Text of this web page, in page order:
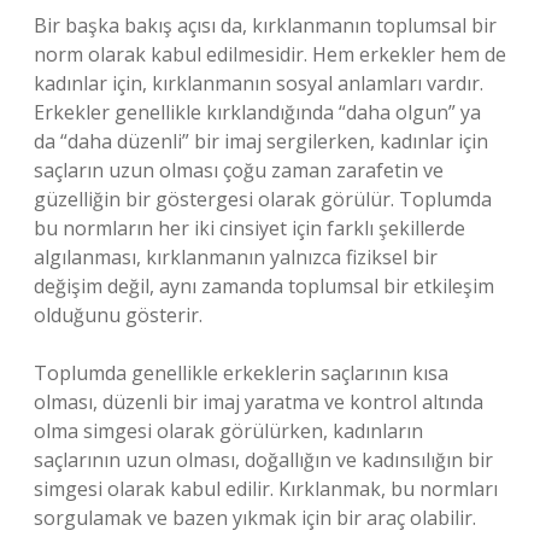
Bir başka bakış açısı da, kırklanmanın toplumsal bir
norm olarak kabul edilmesidir. Hem erkekler hem de
kadınlar için, kırklanmanın sosyal anlamları vardır.
Erkekler genellikle kırklandığında “daha olgun” ya
da “daha düzenli” bir imaj sergilerken, kadınlar için
saçların uzun olması çoğu zaman zarafetin ve
güzelliğin bir göstergesi olarak görülür. Toplumda
bu normların her iki cinsiyet için farklı şekillerde
algılanması, kırklanmanın yalnızca fiziksel bir
değişim değil, aynı zamanda toplumsal bir etkileşim
olduğunu gösterir.
Toplumda genellikle erkeklerin saçlarının kısa
olması, düzenli bir imaj yaratma ve kontrol altında
olma simgesi olarak görülürken, kadınların
saçlarının uzun olması, doğallığın ve kadınsılığın bir
simgesi olarak kabul edilir. Kırklanmak, bu normları
sorgulamak ve bazen yıkmak için bir araç olabilir.